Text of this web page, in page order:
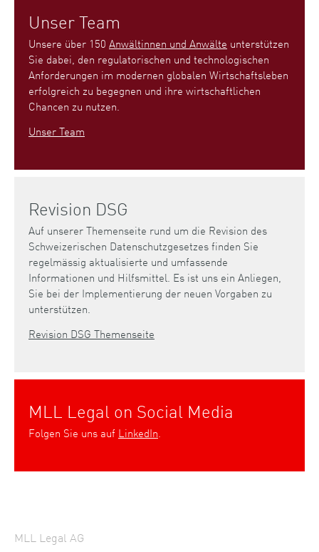
Unser Team
Unsere über 150 Anwältinnen und Anwälte unterstützen
Sie dabei, den regulatorischen und technologischen
Anforderungen im modernen globalen Wirtschaftsleben
erfolgreich zu begegnen und ihre wirtschaftlichen
Chancen zu nutzen.
Unser Team
Revision DSG
Auf unserer Themenseite rund um die Revision des
Schweizerischen Datenschutzgesetzes finden Sie
regelmässig aktualisierte und umfassende
Informationen und Hilfsmittel. Es ist uns ein Anliegen,
Sie bei der Implementierung der neuen Vorgaben zu
unterstützen.
Revision DSG Themenseite
MLL Legal on Social Media
Folgen Sie uns auf LinkedIn.
MLL Legal AG